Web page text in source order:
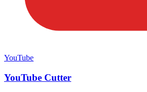
YouTube
YouTube Cutter